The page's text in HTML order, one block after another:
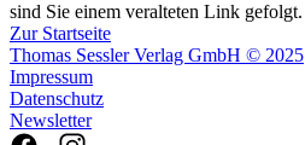
sind Sie einem veralteten Link gefolgt.
Zur Startseite
Thomas Sessler Verlag GmbH © 2025
Impressum
Datenschutz
Newsletter